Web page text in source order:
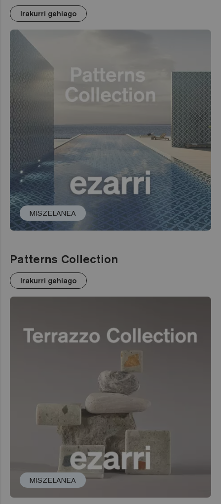
Irakurri gehiago
MISZELANEA
Patterns Collection
Irakurri gehiago
MISZELANEA